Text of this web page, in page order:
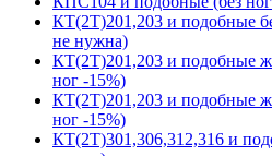
КТ(2Т)201,203 и подобные
не нужна)
КТ(2Т)201,203 и подобные
ног -15%)
КТ(2Т)201,203 и подобные
ног -15%)
КТ(2Т)301,306,312,316 и